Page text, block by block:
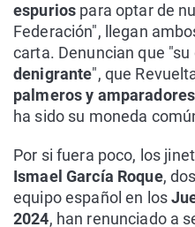
espurios para optar de
Federación", llegan
carta. Denuncian que
denigrante", que
palmeros y
ha sido su moneda
Por si fuera poco, los
Ismael García Roque,
equipo español en los
2024, han renunciado a